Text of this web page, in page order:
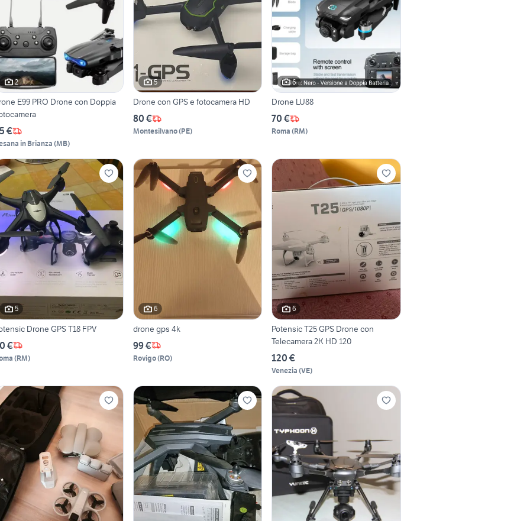
2
E99 PRO Drone con Doppia
€
in Brianza (MB)
5
Drone con GPS e fotocamera HD
80 €
Montesilvano(PE)
6
Drone LU88
70 €
Roma (RM)
5
Drone GPS T18 FPV
€
(RM)
6
drone gps 4k
99 €
Rovigo(RO)
6
Potensic T25 GPS Drone con
Telecamera 2K HD 120
120 €
Venezia (VE)